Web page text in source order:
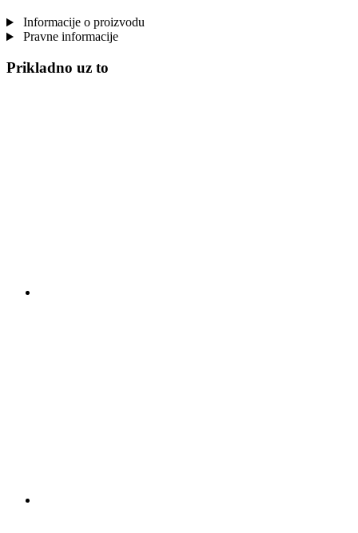
Informacije o proizvodu
Pravne informacije
Prikladno uz to